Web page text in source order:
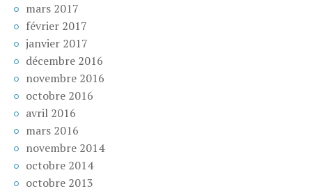
mars 2017
février 2017
janvier 2017
décembre 2016
novembre 2016
octobre 2016
avril 2016
mars 2016
novembre 2014
octobre 2014
octobre 2013